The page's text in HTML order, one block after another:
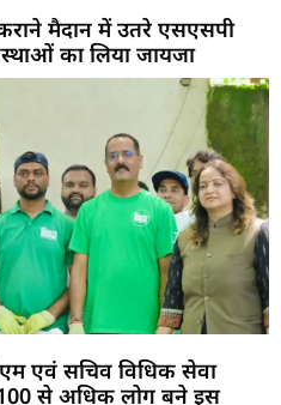
मैदान में उतरे एसएसपी
का लिया जायजा
एवं सचिव विधिक सेवा
100 से अधिक लोग बने इस